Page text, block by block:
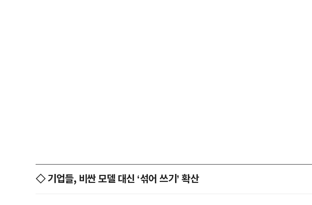
◇ 기업들, 비싼 모델 대신 ‘섞어 쓰기’ 확산